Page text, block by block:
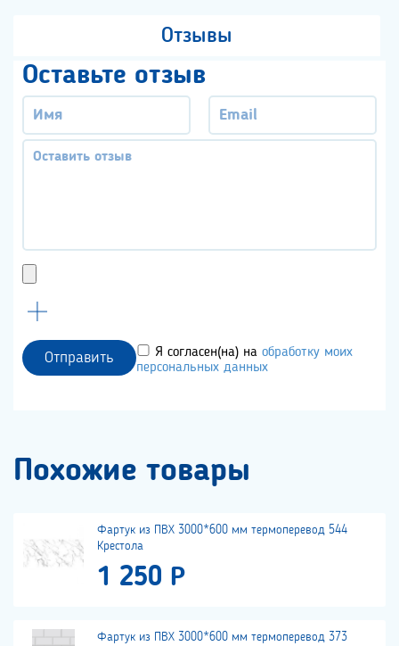
Отзывы
Оставьте отзыв
Отправить Я согласен(на) на обработку моих
персональных данных
Похожие товары
Фартук из ПВХ 3000*600 мм термоперевод 544
Крестола
1 250 Р
Фартук из ПВХ 3000*600 мм термоперевод 373